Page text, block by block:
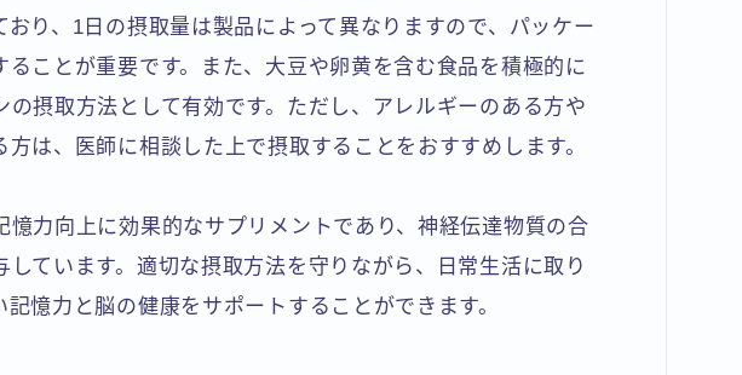
おり、1日の摂取量は製品によって異なりますので、パッケー
ることが重要です。また、大豆や卵黄を含む食品を積極的に
の摂取方法として有効です。ただし、アレルギーのある方や
は、医師に相談した上で摂取することをおすすめします。
憶力向上に効果的なサプリメントであり、神経伝達物質の合
しています。適切な摂取方法を守りながら、日常生活に取り
憶力と脳の健康をサポートすることができます。